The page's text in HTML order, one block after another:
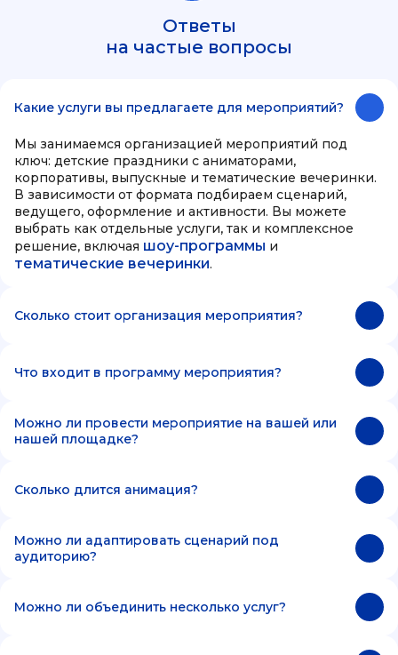
Ответы
на частые вопросы
Какие услуги вы предлагаете для мероприятий?
Мы занимаемся организацией мероприятий под
ключ: детские праздники с аниматорами,
корпоративы, выпускные и тематические вечеринки.
В зависимости от формата подбираем сценарий,
ведущего, оформление и активности. Вы можете
выбрать как отдельные услуги, так и комплексное
решение, включая шоу-программы и
тематические вечеринки.
Сколько стоит организация мероприятия?
Что входит в программу мероприятия?
Можно ли провести мероприятие на вашей или
нашей площадке?
Сколько длится анимация?
Можно ли адаптировать сценарий под
аудиторию?
Можно ли объединить несколько услуг?